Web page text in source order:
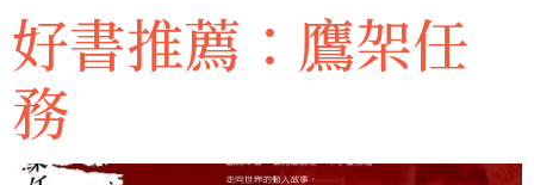
好書推薦：鷹架任
務